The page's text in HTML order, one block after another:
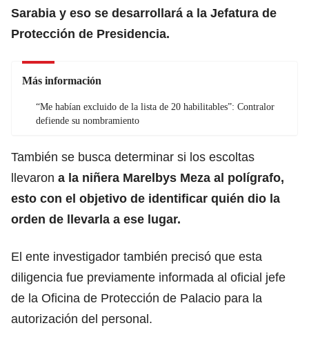
Sarabia y eso se desarrollará a la Jefatura de
Protección de Presidencia.
Más información
“Me habían excluido de la lista de 20 habilitables”: Contralor
defiende su nombramiento
También se busca determinar si los escoltas
llevaron a la niñera Marelbys Meza al polígrafo,
esto con el objetivo de identificar quién dio la
orden de llevarla a ese lugar.
El ente investigador también precisó que esta
diligencia fue previamente informada al oficial jefe
de la Oficina de Protección de Palacio para la
autorización del personal.